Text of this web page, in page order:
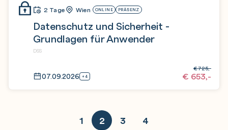
2 Tage Wien ONLINE PRÄSENZ
Datenschutz und Sicherheit -
Grundlagen für Anwender
DSS
07.09.2026 +4 € 653,-
€725,-
1 2 3 4